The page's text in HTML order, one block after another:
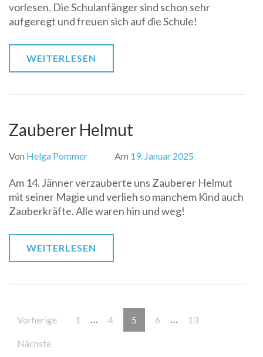
vorlesen. Die Schulanfänger sind schon sehr
aufgeregt und freuen sich auf die Schule!
WEITERLESEN
Zauberer Helmut
Von Helga Pommer Am 19. Januar 2025
Am 14. Jänner verzauberte uns Zauberer Helmut
mit seiner Magie und verlieh so manchem Kind auch
Zauberkräfte. Alle waren hin und weg!
WEITERLESEN
Beitragsnavigation
Vorherige Seite
1 … Seite
4 Seite
5 Seite
6 … Seite
13
Nächste